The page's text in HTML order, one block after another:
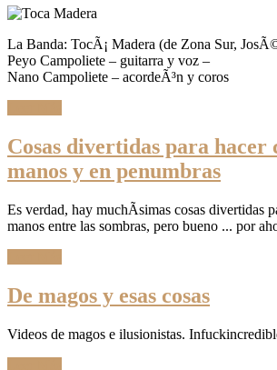
La Banda: TocÃ¡ Madera (de Zona Sur,
Peyo Campoliete – guitarra y voz –
Nano Campoliete – acordeÃ³n y coros
Cosas divertidas para hacer
manos y en penumbras
Es verdad, hay muchÃ­simas cosas divertidas
manos entre las sombras, pero bueno ... por
De magos y esas cosas
Videos de magos e ilusionistas.